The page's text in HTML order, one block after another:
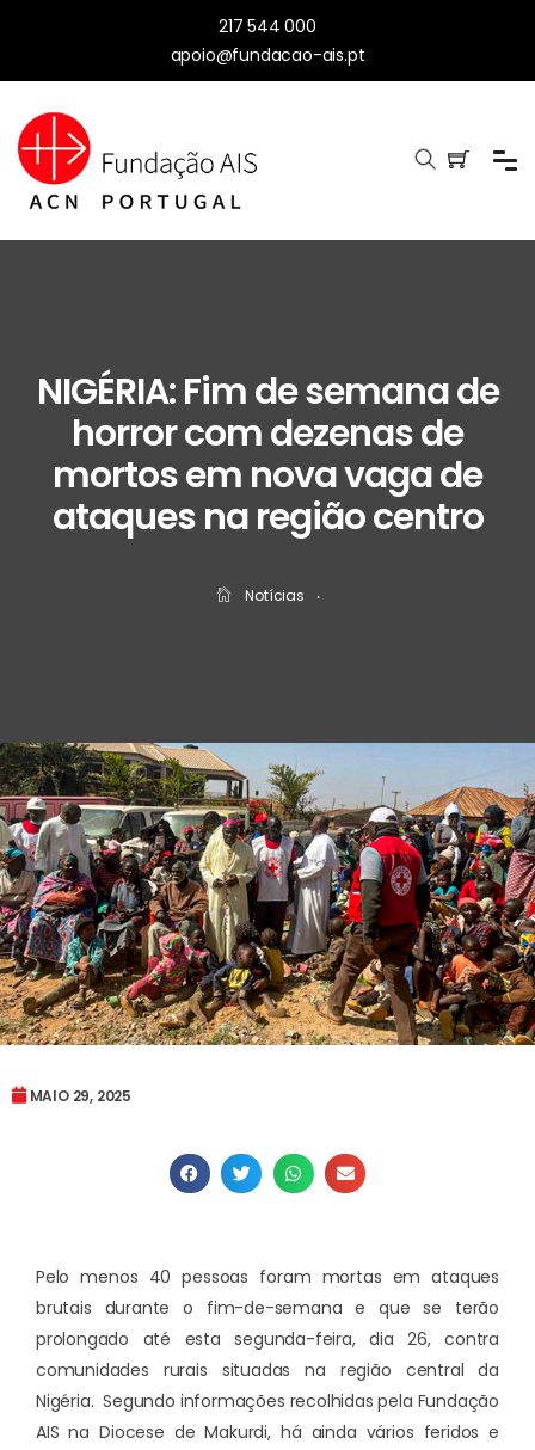
217 544 000
apoio@fundacao-ais.pt
NIGÉRIA: Fim de semana de
horror com dezenas de
mortos em nova vaga de
ataques na região centro
Notícias ‧
MAIO 29, 2025
Pelo menos 40 pessoas foram mortas em ataques
brutais durante o fim-de-semana e que se terão
prolongado até esta segunda-feira, dia 26, contra
comunidades rurais situadas na região central da
Nigéria. Segundo informações recolhidas pela Fundação
AIS na Diocese de Makurdi, há ainda vários feridos e